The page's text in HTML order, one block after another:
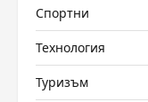
Спортни
Технология
Туризъм